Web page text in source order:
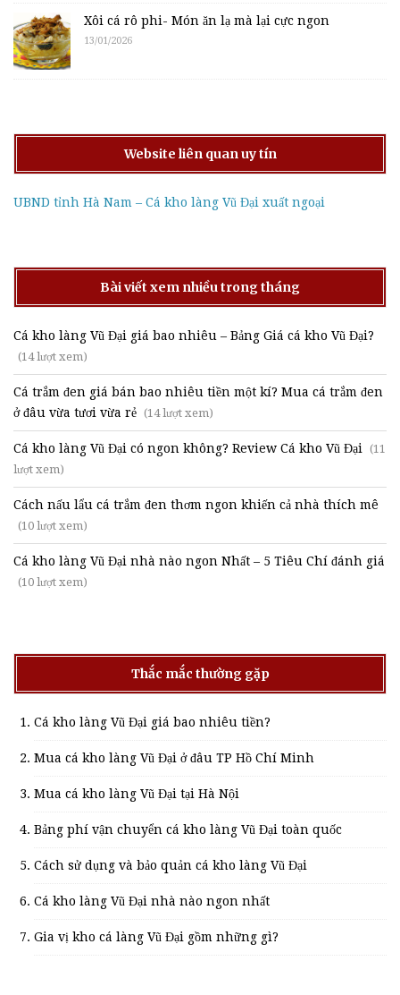
Xôi cá rô phi- Món ăn lạ mà lại cực ngon
13/01/2026
Website liên quan uy tín
UBND tỉnh Hà Nam – Cá kho làng Vũ Đại xuất ngoại
Bài viết xem nhiều trong tháng
Cá kho làng Vũ Đại giá bao nhiêu – Bảng Giá cá kho Vũ Đại?
(14 lượt xem)
Cá trắm đen giá bán bao nhiêu tiền một kí? Mua cá trắm đen
ở đâu vừa tươi vừa rẻ (14 lượt xem)
Cá kho làng Vũ Đại có ngon không? Review Cá kho Vũ Đại (11
lượt xem)
Cách nấu lẩu cá trắm đen thơm ngon khiến cả nhà thích mê
(10 lượt xem)
Cá kho làng Vũ Đại nhà nào ngon Nhất – 5 Tiêu Chí đánh giá
(10 lượt xem)
Thắc mắc thường gặp
Cá kho làng Vũ Đại giá bao nhiêu tiền?
Mua cá kho làng Vũ Đại ở đâu TP Hồ Chí Minh
Mua cá kho làng Vũ Đại tại Hà Nội
Bảng phí vận chuyển cá kho làng Vũ Đại toàn quốc
Cách sử dụng và bảo quản cá kho làng Vũ Đại
Cá kho làng Vũ Đại nhà nào ngon nhất
Gia vị kho cá làng Vũ Đại gồm những gì?